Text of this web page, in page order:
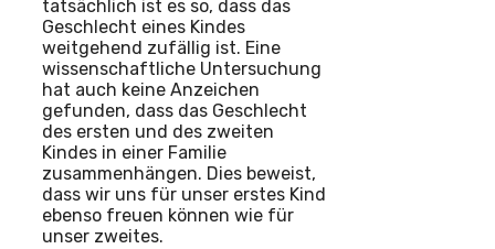
tatsächlich ist es so, dass das
Geschlecht eines Kindes
weitgehend zufällig ist. Eine
wissenschaftliche Untersuchung
hat auch keine Anzeichen
gefunden, dass das Geschlecht
des ersten und des zweiten
Kindes in einer Familie
zusammenhängen. Dies beweist,
dass wir uns für unser erstes Kind
ebenso freuen können wie für
unser zweites.